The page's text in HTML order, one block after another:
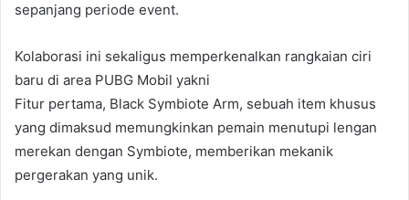
sepanjang periode event.
Kolaborasi ini sekaligus memperkenalkan rangkaian ciri
baru di area PUBG Mobil yakni
Fitur pertama, Black Symbiote Arm, sebuah item khusus
yang dimaksud memungkinkan pemain menutupi lengan
merekan dengan Symbiote, memberikan mekanik
pergerakan yang unik.